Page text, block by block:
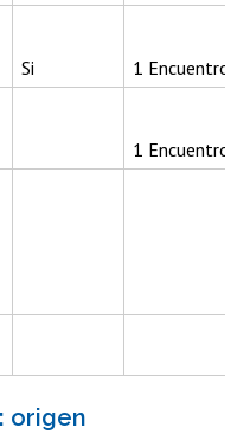
Si 1 Encuentro
1 Encuentro
origen